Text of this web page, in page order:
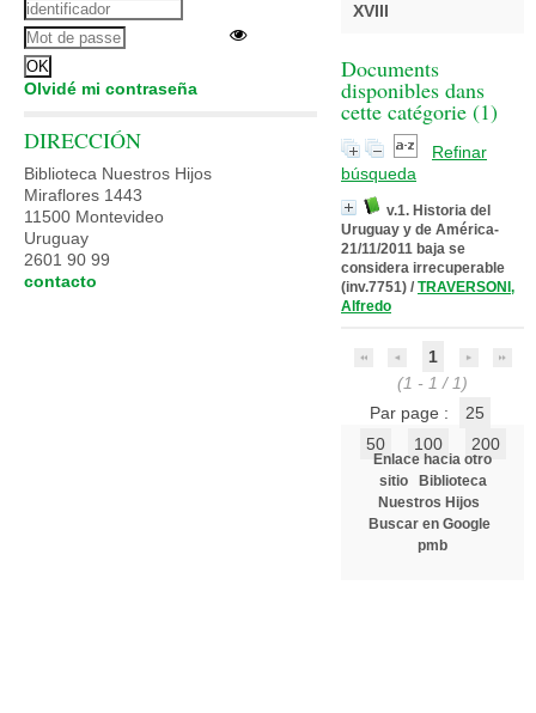
XVIII
Documents
disponibles dans
cette catégorie (1)
Refinar
búsqueda
v.1. Historia del
Uruguay y de América-
21/11/2011 baja se
considera irrecuperable
(inv.7751) / TRAVERSONI,
Alfredo
1
(1 - 1 / 1)
Par page :
25
50
100 200
Enlace hacia otro
sitio
Biblioteca
Nuestros Hijos
Buscar en Google
pmb
Olvidé mi contraseña
DIRECCIÓN
Biblioteca Nuestros Hijos
Miraflores 1443
11500 Montevideo
Uruguay
2601 90 99
contacto